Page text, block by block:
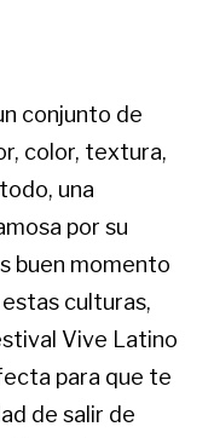
conjunto de
color, textura,
una
por su
buen momento
culturas,
Vive Latino
para que te
de salir de